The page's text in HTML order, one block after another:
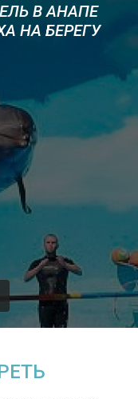
В АНАПЕ
НА БЕРЕГУ